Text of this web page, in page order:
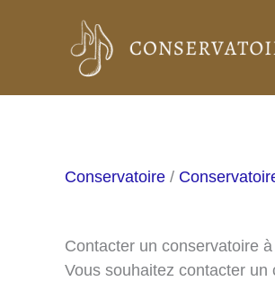
Conservatoire /
Contacter un conservatoire
Vous souhaitez contacter